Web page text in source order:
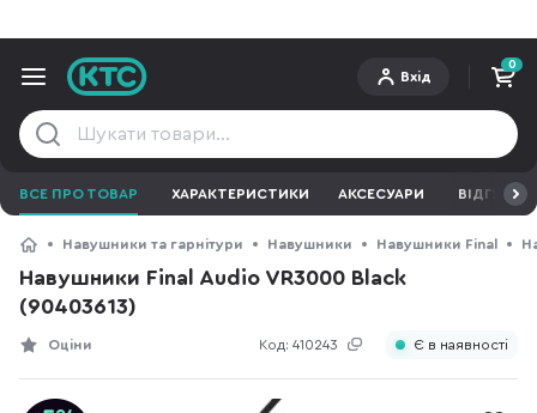
Вхід
0
ВСЕ ПРО ТОВАР ХАРАКТЕРИСТИКИ АКСЕСУАРИ ВІДГУКИ
Навушники та гарнітури Навушники Навушники Final
Навушники Final Audio VR3000 Black
(90403613)
Код: 410243
Оціни Є в наявності